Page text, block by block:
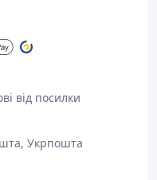
від посилки
Укрпошта